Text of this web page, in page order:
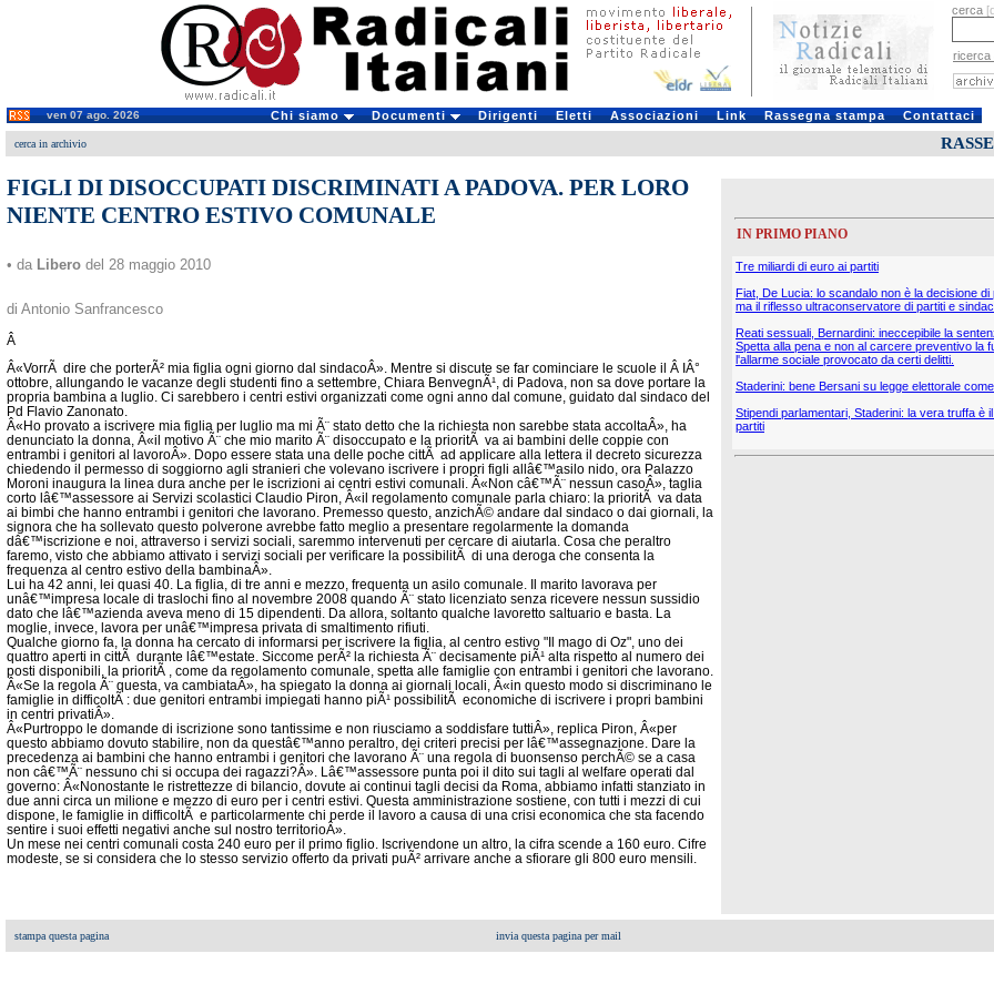
cerca
ricerca
ven 07 ago. 2026 Chi siamo Documenti Dirigenti Eletti Associazioni Link Rassegna stampa Contattaci
cerca in archivio
FIGLI DI DISOCCUPATI DISCRIMINATI A PADOVA. PER LORO
NIENTE CENTRO ESTIVO COMUNALE
• da Libero del 28 maggio 2010
di Antonio Sanfrancesco
Â
Â«VorrÃ dire che porterÃ² mia figlia ogni giorno dal sindacoÂ». Mentre si discute se far cominciare le scuole il Â IÂ°
ottobre, allungando le vacanze degli studenti fino a settembre, Chiara BenvegnÃ¹, di Padova, non sa dove portare la
propria bambina a luglio. Ci sarebbero i centri estivi organizzati come ogni anno dal comune, guidato dal sindaco del
Pd Flavio Zanonato.
Â«Ho provato a iscrivere mia figlia per luglio ma mi Ã¨ stato detto che la richiesta non sarebbe stata accoltaÂ», ha
denunciato la donna, Â«il motivo Ã¨ che mio marito Ã¨ disoccupato e la prioritÃ va ai bambini delle coppie con
entrambi i genitori al lavoroÂ». Dopo essere stata una delle poche cittÃ ad applicare alla lettera il decreto sicurezza
chiedendo il permesso di soggiorno agli stranieri che volevano iscrivere i propri figli allâ€™asilo nido, ora Palazzo
Moroni inaugura la linea dura anche per le iscrizioni ai centri estivi comunali. Â«Non câ€™Ã¨ nessun casoÂ», taglia
corto lâ€™assessore ai Servizi scolastici Claudio Piron, Â«il regolamento comunale parla chiaro: la prioritÃ va data
ai bimbi che hanno entrambi i genitori che lavorano. Premesso questo, anzichÃ© andare dal sindaco o dai giornali, la
signora che ha sollevato questo polverone avrebbe fatto meglio a presentare regolarmente la domanda
dâ€™iscrizione e noi, attraverso i servizi sociali, saremmo intervenuti per cercare di aiutarla. Cosa che peraltro
faremo, visto che abbiamo attivato i servizi sociali per verificare la possibilitÃ di una deroga che consenta la
frequenza al centro estivo della bambinaÂ».
Lui ha 42 anni, lei quasi 40. La figlia, di tre anni e mezzo, frequenta un asilo comunale. Il marito lavorava per
unâ€™impresa locale di traslochi fino al novembre 2008 quando Ã¨ stato licenziato senza ricevere nessun sussidio
dato che lâ€™azienda aveva meno di 15 dipendenti. Da allora, soltanto qualche lavoretto saltuario e basta. La
moglie, invece, lavora per unâ€™impresa privata di smaltimento rifiuti.
Qualche giorno fa, la donna ha cercato di informarsi per iscrivere la figlia, al centro estivo "Il mago di Oz", uno dei
quattro aperti in cittÃ durante lâ€™estate. Siccome perÃ² la richiesta Ã¨ decisamente piÃ¹ alta rispetto al numero dei
posti disponibili, la prioritÃ , come da regolamento comunale, spetta alle famiglie con entrambi i genitori che lavorano.
Â«Se la regola Ã¨ questa, va cambiataÂ», ha spiegato la donna ai giornali locali, Â«in questo modo si discriminano le
famiglie in difficoltÃ : due genitori entrambi impiegati hanno piÃ¹ possibilitÃ economiche di iscrivere i propri bambini
in centri privatiÂ».
Â«Purtroppo le domande di iscrizione sono tantissime e non riusciamo a soddisfare tuttiÂ», replica Piron, Â«per
questo abbiamo dovuto stabilire, non da questâ€™anno peraltro, dei criteri precisi per lâ€™assegnazione. Dare la
precedenza ai bambini che hanno entrambi i genitori che lavorano Ã¨ una regola di buonsenso perchÃ© se a casa
non câ€™Ã¨ nessuno chi si occupa dei ragazzi?Â». Lâ€™assessore punta poi il dito sui tagli al welfare operati dal
governo: Â«Nonostante le ristrettezze di bilancio, dovute ai continui tagli decisi da Roma, abbiamo infatti stanziato in
due anni circa un milione e mezzo di euro per i centri estivi. Questa amministrazione sostiene, con tutti i mezzi di cui
dispone, le famiglie in difficoltÃ e particolarmente chi perde il lavoro a causa di una crisi economica che sta facendo
sentire i suoi effetti negativi anche sul nostro territorioÂ».
Un mese nei centri comunali costa 240 euro per il primo figlio. Iscrivendone un altro, la cifra scende a 160 euro. Cifre
modeste, se si considera che lo stesso servizio offerto da privati puÃ² arrivare anche a sfiorare gli 800 euro mensili.
IN PRIMO PIANO
Tre miliardi di euro ai partiti
Fiat, De Lucia: lo scandalo non è la decisione di
ma il riflesso ultraconservatore di partiti e
Reati sessuali, Bernardini: ineccepibile la
Spetta alla pena e non al carcere preventivo la
l'allarme sociale provocato da certi delitti.
Staderini: bene Bersani su legge elettorale
Stipendi parlamentari, Staderini: la vera truffa è
partiti
stampa questa pagina invia questa pagina per mail